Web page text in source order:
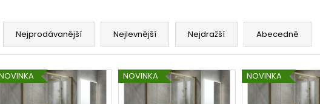
Ř
Nejprodávanější Nejlevnější Nejdražší Abecedně
NOVINKA NOVINKA